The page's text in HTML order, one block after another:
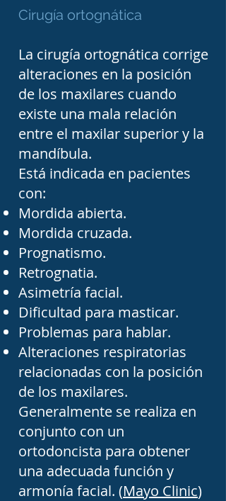
procedimientos con mayor
complicaciones y
favorecer una
recuperación más rápida.
Elegir un cirujano
maxilofacial en Tampico
implica considerar
aspectos como su
experiencia,
certificaciones, hospital o
clínica donde realiza los
procedimientos y el tipo
de cirugía que se requiere.
Una valoración completa
permite establecer un
diagnóstico preciso y
elaborar un plan de
tratamiento personalizado
para cada paciente.
Cirugía ortognática
La cirugía ortognática corrige
alteraciones en la posición
de los maxilares cuando
existe una mala relación
entre el maxilar superior y la
mandíbula.
Está indicada en pacientes
con:
Mordida abierta.
Mordida cruzada.
Prognatismo.
Retrognatia.
Asimetría facial.
Dificultad para masticar.
Problemas para hablar.
Alteraciones respiratorias
relacionadas con la posición
de los maxilares.
Generalmente se realiza en
conjunto con un
ortodoncista para obtener
una adecuada función y
armonía facial. (Mayo Clinic)